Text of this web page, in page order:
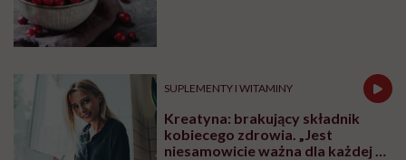
SUPLEMENTY I WITAMINY
Kreatyna: brakujący składnik
kobiecego zdrowia. „Jest
niesamowicie ważna dla każdej z